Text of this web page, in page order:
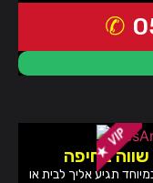
תגיע אליך לבית או